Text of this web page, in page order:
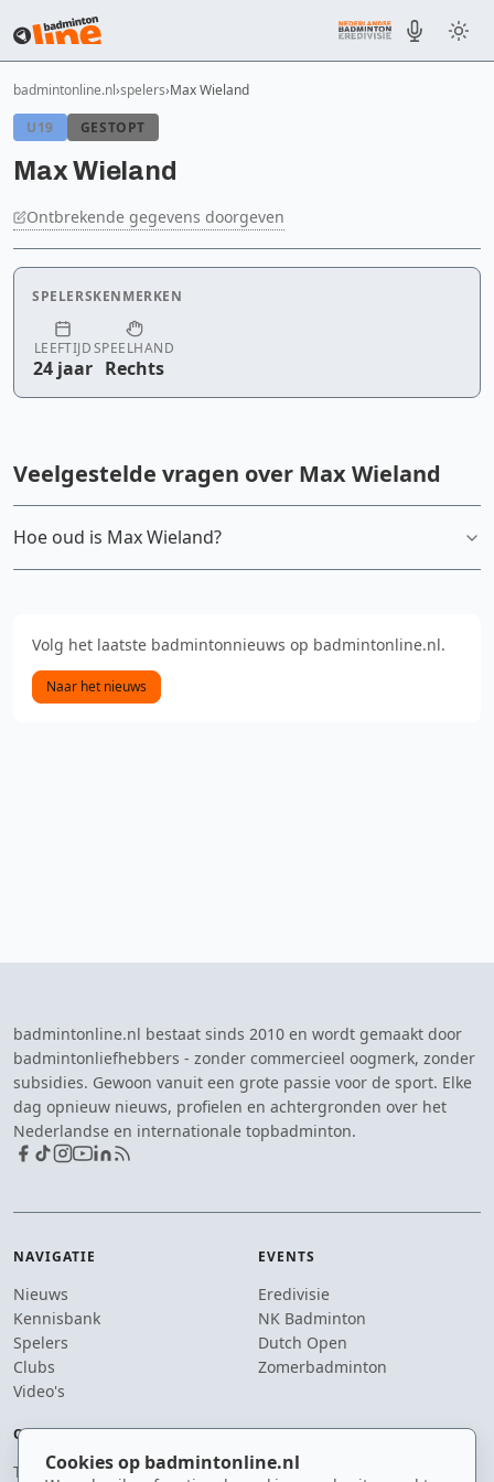
Cookies op badmintonline.nl
badmintonline.nl spelers Max Wieland
U19
GESTOPT
Max Wieland
Ontbrekende gegevens doorgeven
SPELERSKENMERKEN
LEEFTIJD
24 jaar
SPEELHAND
Rechts
Veelgestelde vragen over Max Wieland
Hoe oud is Max Wieland?
Volg het laatste badmintonnieuws op badmintonline.nl.
Naar het nieuws
badmintonline.nl bestaat sinds 2010 en wordt gemaakt door
badmintonliefhebbers - zonder commercieel oogmerk, zonder
subsidies. Gewoon vanuit een grote passie voor de sport. Elke
dag opnieuw nieuws, profielen en achtergronden over het
Nederlandse en internationale topbadminton.
NAVIGATIE
Nieuws
Kennisbank
Spelers
Clubs
Video's
EVENTS
Eredivisie
NK Badminton
Dutch Open
Zomerbadminton
OVER ONS
Team
BLIJF OP DE HOOGTE
Je ontvangt enkele keren per